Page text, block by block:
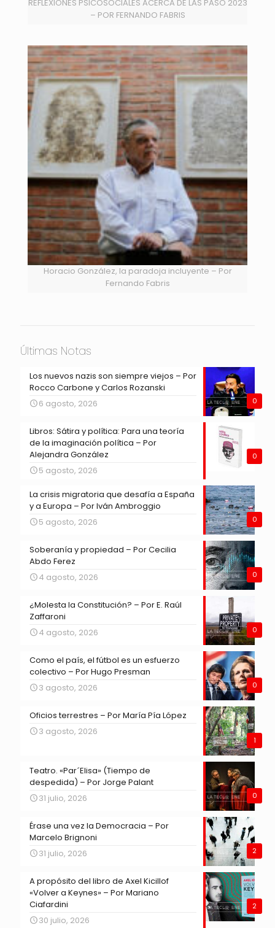
REFLEXIONES PSICOSOCIALES ACERCA DE LAS PASO 2023
– POR FERNANDO FABRIS
Horacio González, la paradoja incluyente – Por
Fernando Fabris
Últimas Notas
0
Los nuevos nazis son siempre viejos – Por
Rocco Carbone y Carlos Rozanski
6 agosto, 2026
0
Libros: Sátira y política: Para una teoría
de la imaginación política – Por
Alejandra González
5 agosto, 2026
0
La crisis migratoria que desafía a España
y a Europa – Por Iván Ambroggio
5 agosto, 2026
0
Soberanía y propiedad – Por Cecilia
Abdo Ferez
4 agosto, 2026
0
¿Molesta la Constitución? – Por E. Raúl
Zaffaroni
4 agosto, 2026
0
Como el país, el fútbol es un esfuerzo
colectivo – Por Hugo Presman
3 agosto, 2026
1
Oficios terrestres – Por María Pía López
3 agosto, 2026
0
Teatro. «Par´Elisa» (Tiempo de
despedida) – Por Jorge Palant
31 julio, 2026
2
Érase una vez la Democracia – Por
Marcelo Brignoni
31 julio, 2026
2
A propósito del libro de Axel Kicillof
«Volver a Keynes» – Por Mariano
Ciafardini
30 julio, 2026